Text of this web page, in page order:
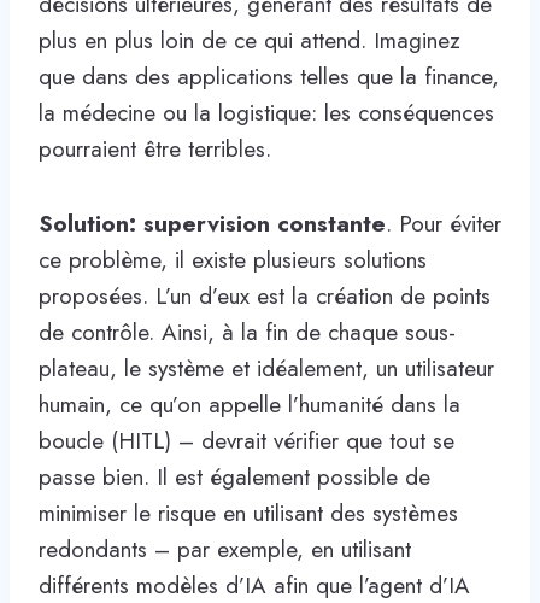
plus en plus loin de ce qui attend. Imaginez
que dans des applications telles que la finance,
la médecine ou la logistique: les conséquences
pourraient être terribles.
Solution: supervision constante. Pour éviter
ce problème, il existe plusieurs solutions
proposées. L’un d’eux est la création de points
de contrôle. Ainsi, à la fin de chaque sous-
plateau, le système et idéalement, un utilisateur
humain, ce qu’on appelle l’humanité dans la
boucle (HITL) – devrait vérifier que tout se
passe bien. Il est également possible de
minimiser le risque en utilisant des systèmes
redondants – par exemple, en utilisant
différents modèles d’IA afin que l’agent d’IA